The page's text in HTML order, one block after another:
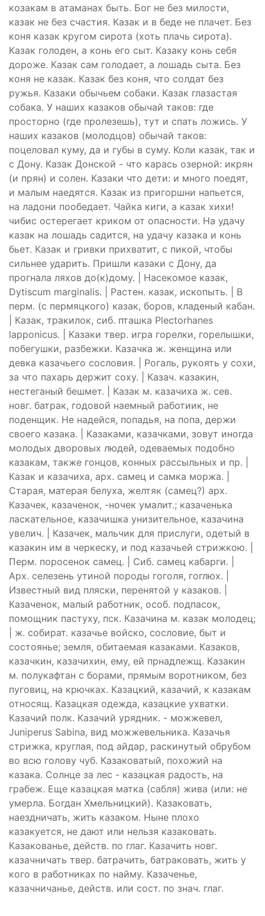
козакам в атаманах быть. Бог не без милости,
казак не без счастия. Казак и в беде не плачет. Без
коня казак кругом сирота (хоть плачь сирота).
Казак голоден, а конь его сыт. Казаку конь себя
дороже. Казак сам голодает, а лошадь сыта. Без
коня не казак. Казак без коня, что солдат без
ружья. Казаки обычьем собаки. Казак глазастая
собака. У наших казаков обычай таков: где
просторно (где пролезешь), тут и спать ложись. У
наших казаков (молодцов) обычай таков:
поцеловал куму, да и губы в суму. Коли казак, так и
с Дону. Казак Донской - что карась озерной: икрян
(и прян) и солен. Казаки что дети: и много поедят,
и малым наедятся. Казак из пригоршни напьется,
на ладони пообедает. Чайка киги, а казак хихи!
чибис остерегает криком от опасности. На удачу
казак на лошадь садится, на удачу казака и конь
бьет. Казак и гривки прихватит, с пикой, чтобы
сильнее ударить. Пришли казаки с Дону, да
прогнала ляхов до(к)дому. | Насекомое казак,
Dytiscum marginalis. | Растен. казак, ископыть. | В
перм. (с пермяцкого) казак, боров, кладеный кабан.
| Казак, тракилок, сиб. пташка Рlectorhanes
lapponicus. | Казаки твер. игра горелки, горелышки,
побегушки, разбежки. Казачка ж. женщина или
девка казачьего сословия. | Рогаль, рукоять у сохи,
за что пахарь держит соху. | Казач. казакин,
нестеганый бешмет. | Казак м. казачиха ж. сев.
новг. батрак, годовой наемный работиик, не
поденщик. Не надейся, попадья, на попа, держи
своего казака. | Казаками, казачками, зовут иногда
молодых дворовых людей, одеваемых подобно
казакам, также гонцов, конных рассыльных и пр. |
Казак и казачиха, арх. самец и самка моржа. |
Старая, матерая белуха, желтяк (самец?) арх.
Казачек, казаченок, -ночек умалит.; казаченька
ласкательное, казачишка унизительное, казачина
увелич. | Казачек, мальчик для прислуги, одетый в
казакин им в черкеску, и под казачьей стрижкою. |
Перм. поросенок самец. | Сиб. самец кабарги. |
Арх. селезень утиной породы гоголя, гоглюх. |
Известный вид пляски, перенятой у казаков. |
Казаченок, малый работник, особ. подпасок,
помощник пастуху, пск. Казачина м. казак молодец;
| ж. собират. казачье войско, сословие, быт и
состоянье; земля, обитаемая казаками. Казаков,
казачкин, казачихин, ему, ей прнадлежщ. Казакин
м. полукафтан с борами, прямым воротником, без
пуговиц, на крючках. Казацкий, казачий, к казакам
относящ. Казацкая одежда, казацкие ухватки.
Казачий полк. Казачий урядник. - можжевел,
Juniperus Sabina, вид можжевельника. Казачья
стрижка, круглая, под айдар, раскинутый обрубом
во всю голову чуб. Казаковатый, похожий на
казака. Солнце за лес - казацкая радость, на
грабеж. Еще казацкая матка (сабля) жива (или: не
умерла. Богдан Хмельницкий). Казаковать,
наездничать, жить казаком. Ныне плохо
казакуется, не дают или нельзя казаковать.
Казакованье, действ. по глаг. Казачить новг.
казачничать твер. батрачить, батраковать, жить у
кого в работниках по найму. Казаченье,
казачничанье, действ. или сост. по знач. глаг.